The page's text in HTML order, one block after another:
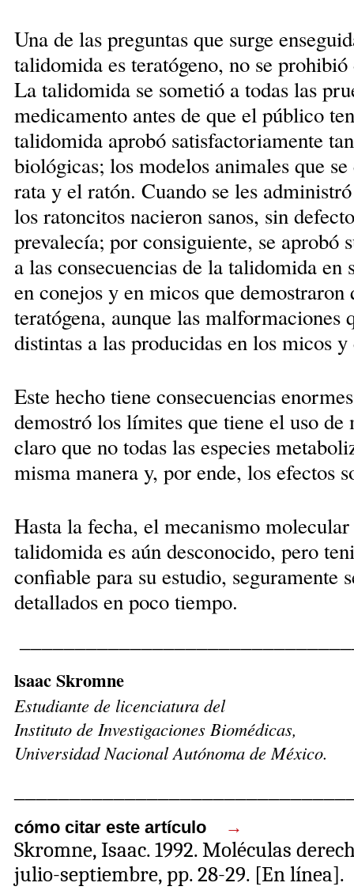
Una de las preguntas que surge
talidomida es teratógeno, no se
La talidomida se sometió a todas las
medicamento antes de que el público
talidomida aprobó satisfactoriamente
biológicas; los modelos animales que
rata y el ratón. Cuando se les
los ratoncitos nacieron sanos, sin
prevalecía; por consiguiente, se
a las consecuencias de la talidomida en
en conejos y en micos que
teratógena, aunque las malformaciones
distintas a las producidas en los micos
Este hecho tiene consecuencias
demostró los límites que tiene el uso
claro que no todas las especies
misma manera y, por ende, los efectos
Hasta la fecha, el mecanismo
talidomida es aún desconocido, pero
confiable para su estudio, seguramente
detallados en poco tiempo.
lsaac Skromne
Estudiante de licenciatura del
Instituto de Investigaciones Biomédicas,
Universidad Nacional Autónoma de México.
cómo citar este artículo →
Skromne, Isaac. 1992. Moléculas
julio-septiembre, pp. 28-29. [En línea].